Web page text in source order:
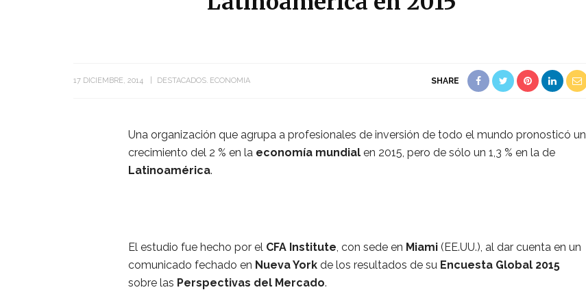
17 DICIEMBRE, 2014 DESTACADOS ECONOMIA SHARE
Una organización que agrupa a profesionales de inversión de todo el mundo pronosticó un
crecimiento del 2 % en la economía mundial en 2015, pero de sólo un 1,3 % en la de
Latinoamérica.
El estudio fue hecho por el CFA Institute, con sede en Miami (EE.UU.), al dar cuenta en un
comunicado fechado en Nueva York de los resultados de su Encuesta Global 2015
sobre las Perspectivas del Mercado.